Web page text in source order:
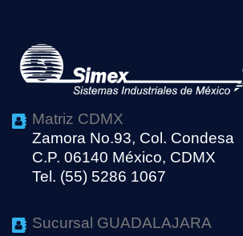
Matriz CDMX
Zamora No.93, Col. Condesa
C.P. 06140 México, CDMX
Tel. (55) 5286 1067
Sucursal GUADALAJARA